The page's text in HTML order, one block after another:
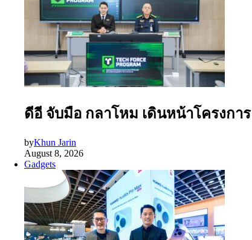
ดีอี จับมือ กลาโหม เดินหน้าโครงกา
byKhun Jarin
August 8, 2026
Gadgets